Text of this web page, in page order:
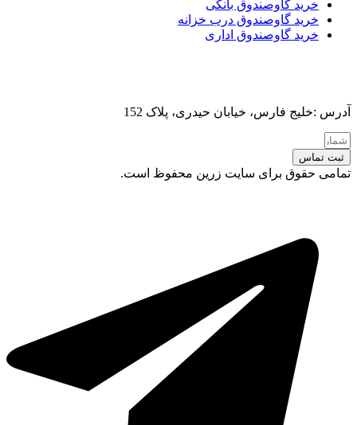
خرید گاوصندوق بانکی
خرید گاوصندوق درب خزانه
خرید گاوصندوق اداری
آدرس :خلیج فارس، خیابان حیدری، پلاک 152
ثبت تماس
تمامی حقوق برای سایت زرین محفوظ است.